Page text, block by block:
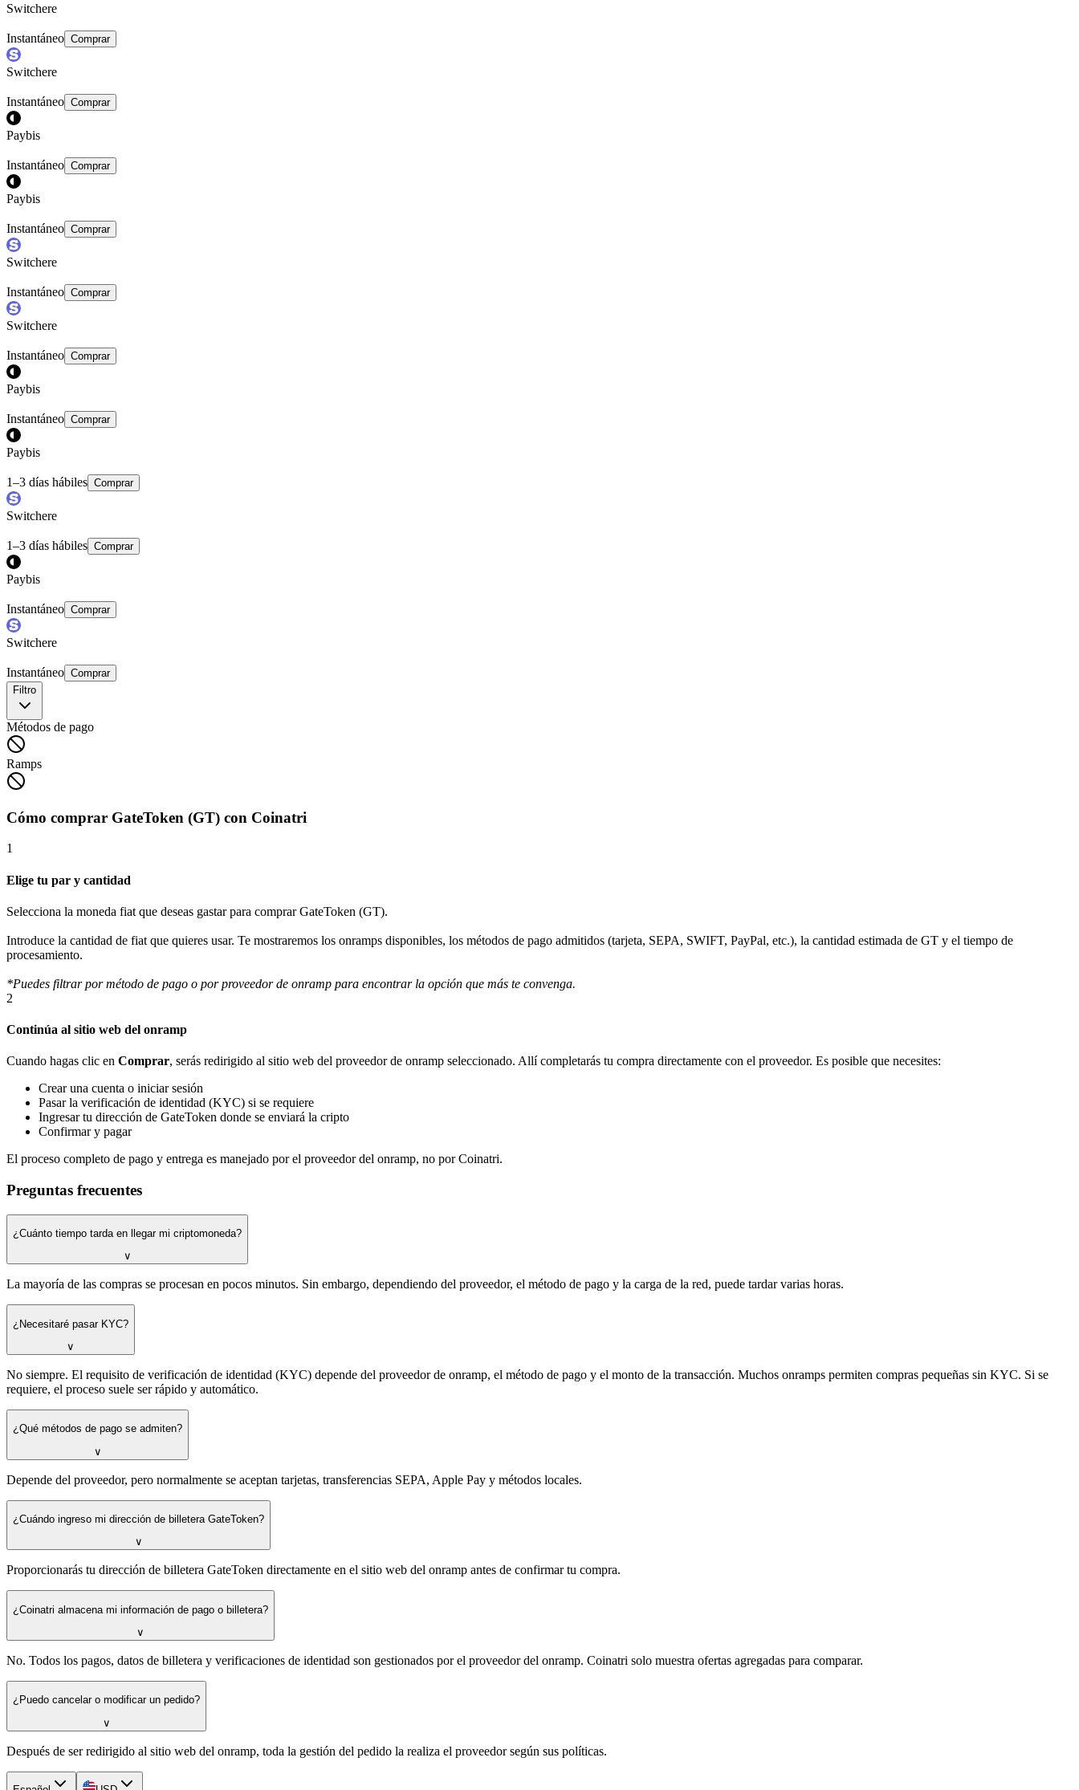
Switchere
Instantáneo Comprar
Switchere
Instantáneo Comprar
Paybis
Instantáneo Comprar
Paybis
Instantáneo Comprar
Switchere
Instantáneo Comprar
Switchere
Instantáneo Comprar
Paybis
Instantáneo Comprar
Paybis
1–3 días hábiles Comprar
Switchere
1–3 días hábiles Comprar
Paybis
Instantáneo Comprar
Switchere
Instantáneo Comprar
Filtro
Métodos de pago
Ramps
Cómo comprar GateToken (GT) con Coinatri
1
Elige tu par y cantidad
Selecciona la moneda fiat que deseas gastar para comprar GateToken (GT).
Introduce la cantidad de fiat que quieres usar. Te mostraremos los onramps disponibles, los métodos de pago admitidos (tarjeta, SEPA, SWIFT, PayPal, etc.), la cantidad estimada de GT y el tiempo de
procesamiento.
*Puedes filtrar por método de pago o por proveedor de onramp para encontrar la opción que más te convenga.
2
Continúa al sitio web del onramp
Cuando hagas clic en Comprar, serás redirigido al sitio web del proveedor de onramp seleccionado. Allí completarás tu compra directamente con el proveedor. Es posible que necesites:
Crear una cuenta o iniciar sesión
Pasar la verificación de identidad (KYC) si se requiere
Ingresar tu dirección de GateToken donde se enviará la cripto
Confirmar y pagar
El proceso completo de pago y entrega es manejado por el proveedor del onramp, no por Coinatri.
Preguntas frecuentes
¿Cuánto tiempo tarda en llegar mi criptomoneda?
∨
La mayoría de las compras se procesan en pocos minutos. Sin embargo, dependiendo del proveedor, el método de pago y la carga de la red, puede tardar varias horas.
¿Necesitaré pasar KYC?
∨
No siempre. El requisito de verificación de identidad (KYC) depende del proveedor de onramp, el método de pago y el monto de la transacción. Muchos onramps permiten compras pequeñas sin KYC. Si se
requiere, el proceso suele ser rápido y automático.
¿Qué métodos de pago se admiten?
∨
Depende del proveedor, pero normalmente se aceptan tarjetas, transferencias SEPA, Apple Pay y métodos locales.
¿Cuándo ingreso mi dirección de billetera GateToken?
∨
Proporcionarás tu dirección de billetera GateToken directamente en el sitio web del onramp antes de confirmar tu compra.
¿Coinatri almacena mi información de pago o billetera?
∨
No. Todos los pagos, datos de billetera y verificaciones de identidad son gestionados por el proveedor del onramp. Coinatri solo muestra ofertas agregadas para comparar.
¿Puedo cancelar o modificar un pedido?
∨
Después de ser redirigido al sitio web del onramp, toda la gestión del pedido la realiza el proveedor según sus políticas.